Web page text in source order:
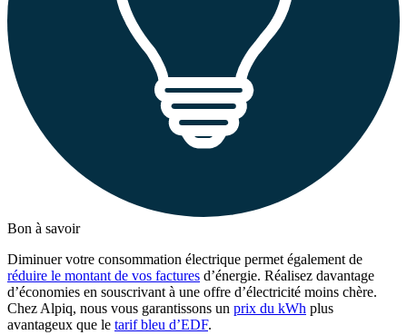
Bon à savoir
Diminuer votre consommation électrique permet également de
réduire le montant de vos factures d’énergie. Réalisez davantage
d’économies en souscrivant à une offre d’électricité moins chère.
Chez Alpiq, nous vous garantissons un prix du kWh plus
avantageux que le tarif bleu d’EDF.